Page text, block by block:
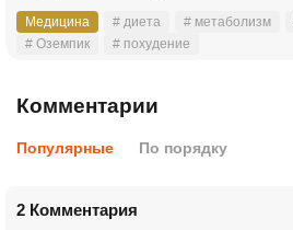
Медицина # диета # метаболизм
# Оземпик
# похудение
Комментарии
Популярные По порядку
2 Комментария